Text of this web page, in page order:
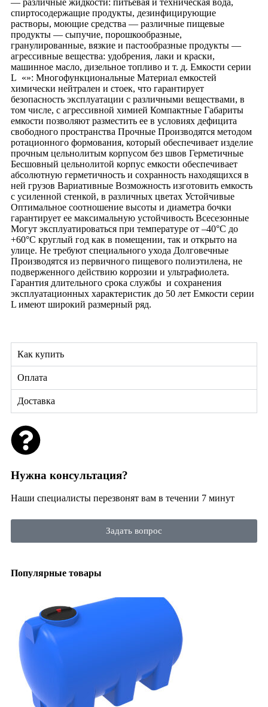
— различные жидкости: питьевая и техническая вода,
спиртосодержащие продукты, дезинфицирующие
растворы, моющие средства — различные пищевые
продукты — сыпучие, порошкообразные,
гранулированные, вязкие и пастообразные продукты —
агрессивные вещества: удобрения, лаки и краски,
машинное масло, дизельное топливо и т. д. Емкости серии
L «»: Многофункциональные Материал емкостей
химически нейтрален и стоек, что гарантирует
безопасность эксплуатации с различными веществами, в
том числе, с агрессивной химией Компактные Габариты
емкости позволяют разместить ее в условиях дефицита
свободного пространства Прочные Производятся методом
ротационного формования, который обеспечивает изделие
прочным цельнолитым корпусом без швов Герметичные
Бесшовный цельнолитой корпус емкости обеспечивает
абсолютную герметичность и сохранность находящихся в
ней грузов Вариативные Возможность изготовить емкость
с усиленной стенкой, в различных цветах Устойчивые
Оптимальное соотношение высоты и диаметра бочки
гарантирует ее максимальную устойчивость Всесезонные
Могут эксплуатироваться при температуре от –40°С до
+60°С круглый год как в помещении, так и открыто на
улице. Не требуют специального ухода Долговечные
Производятся из первичного пищевого полиэтилена, не
подверженного действию коррозии и ультрафиолета.
Гарантия длительного срока службы и сохранения
эксплуатационных характеристик до 50 лет Емкости серии
L имеют широкий размерный ряд.
Как купить
Оплата
Доставка
Нужна консультация?
Наши специалисты перезвонят вам в течении 7 минут
Задать вопрос
Популярные товары